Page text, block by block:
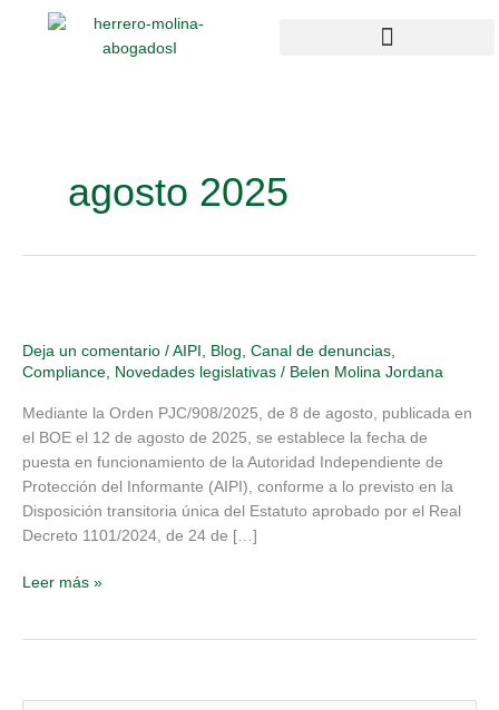
agosto 2025
Deja un comentario / AIPI , Blog, Canal de denuncias,
Compliance, Novedades legislativas / Belen Molina Jordana
Mediante la Orden PJC/908/2025, de 8 de agosto, publicada en
el BOE el 12 de agosto de 2025, se establece la fecha de
puesta en funcionamiento de la Autoridad Independiente de
Protección del Informante (AIPI), conforme a lo previsto en la
Disposición transitoria única del Estatuto aprobado por el Real
Decreto 1101/2024, de 24 de […]
funcionamiento
de
de
(AIPI)
Leer más »